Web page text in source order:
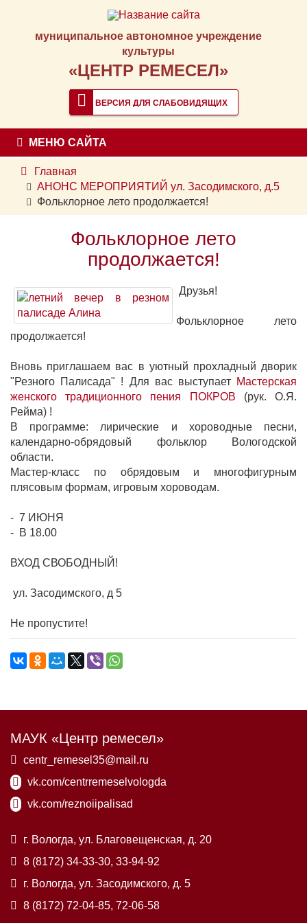
муниципальное автономное учреждение
культуры
«ЦЕНТР РЕМЕСЕЛ»
ВЕРСИЯ ДЛЯ СЛАБОВИДЯЩИХ
МЕНЮ САЙТА
Главная
АНОНС МЕРОПРИЯТИЙ ул. Засодимского, д.5
Фольклорное лето продолжается!
Фольклорное лето
продолжается!
Друзья!
Фольклорное лето
продолжается!
Вновь приглашаем вас в уютный прохладный дворик
"Резного Палисада" ! Для вас выступает Мастерская
женского традиционного пения ПОКРОВ (рук. О.Я.
Рейма) !
В программе: лирические и хороводные песни,
календарно-обрядовый фольклор Вологодской
области.
Мастер-класс по обрядовым и многофигурным
плясовым формам, игровым хороводам.
- 7 ИЮНЯ
- В 18.00
ВХОД СВОБОДНЫЙ!
ул. Засодимского, д 5
Не пропустите!
МАУК «Центр ремесел»
centr_remesel35@mail.ru
vk.com/centrremeselvologda
vk.com/reznoiipalisad
г. Вологда, ул. Благовещенская, д. 20
8 (8172) 34-33-30, 33-94-92
г. Вологда, ул. Засодимского, д. 5
8 (8172) 72-04-85, 72-06-58